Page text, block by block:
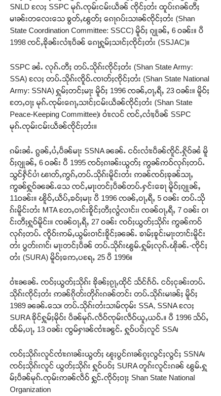
SNLD လႄႈ SSPC မုၵ်ႉၸုမ်းငမ်းယဵၼ် ၸိုင်ႈတႆး ထူပ်းၵၼ်တီႈ
မၢၼ်းတ​​လေး​​သေ ၶွတ်ႇၽွတ်ႈ ​​ၵေႃၵပ်းသၢၼ်ၸိုင်ႈတႆး (Shan
State Coordination Committee: SSCC) မိူဝ်ႈ ၵျုၼ်ႇ 6 ဝၼ်း။ ပီ
1998 ၸင်ႇၶိုၼ်းလၢႆႈပဵၼ် ​​ၵေႃႁူမ်ႈသၢင်ႈၸိုင်ႈတႆး (SSJAC)။
SSPC ၼႆႉ လုၵ်ႉတီႈ တပ်ႉသိုၵ်းၸိုင်ႈတႆး (Shan State Army:
SSA) လႄႈ တပ်ႉသိုၵ်းၸိူဝ်ႉၸၢတ်ႈၸိုင်ႈတႆး (Shan State National
Army: SSNA) ႁူမ်ႈတင်ႈမႃး မိူဝ်ႈ 1996 ၸၼ်ႇဝႃႇရီႇ 23 ဝၼ်း။ မိူဝ်ႈ
တႄႇဝႃႈ မုၵ်ႉၸုမ်း​​ၵေႃႇသၢင်ႈငမ်းယဵၼ်ၸိုင်ႈတႆး (Shan State
Peace-Keeping Committee)၊ ဝၢႆးလင် ၸင်ႇလၢႆႈပဵၼ် SSPC
မုၵ်ႉၸုမ်းငမ်းယဵၼ်ၸိုင်ႈတႆး။
ၵမ်းၼႆႉ ၵွၼ်ႇပႆႇပဵၼ်မႃး SSNA ၼၼ်ႉ ငဝ်းလၢႆးပဵၼ်ၸိူင်ႉႁိုဝ်ၼႆ မိူ
ဝ်ႈၵျုၼ်ႇ 6 ဝၼ်း ပီ 1995 ၸဝ်ႈၵၢၼ်းယွတ်ႈ ဢွၼ်ဢဝ်လုၵ်ႈတပ်ႉ
သွင်ႁဵင်ပၢႆ ၽၢတ်ႇဢွၵ်ႇတပ်ႉသိုၵ်းမိူင်းတႆး ဢၼ်ၸဝ်ႈၶုၼ်သႃႇ
ဢွၼ်ႁူဝ်ၼၼ်ႉ​​သေ ၸင်ႇမႃးတင်ႈပဵၼ်တပ်ႉႁင်း​​ၶေႃ မိူဝ်ႈၵျုၼ်ႇ
11ဝၼ်း။ ၽိူဝ်ႇယဵပ်ႇၶဝ်ႈမႃး ပီ 1996 ၸၼ်ႇဝႃႇရီႇ 5 ဝၼ်း တပ်ႉသို
ၵ်းမိူင်းတႆး MTA တႄႇဝၢင်းၶိူင်ႈတီႈလွႆလၢင်း၊ ၸၼ်ဝႃႇရီႇ 7 ဝၼ်း ဝၢ
င်းတီႈႁူဝ်မိူင်း။ ၸၼ်ဝႃႇရီႇ 27 ဝၼ်း ၸဝ်ႈယွတ်ႈသိုၵ်း ဢွၼ်ဢဝ်
လုၵ်ႈတပ်ႉ ၸိူဝ်းဢမ်ႇယွမ်းဝၢင်းၶိူင်ႈၼၼ်ႉ ၶၢမ်ႈၶူင်းမႃးတၢင်းမိူင်း
တႆး ပွတ်းၵၢင်၊ မႃးတင်ႈပဵၼ် တပ်ႉသိုၵ်းၽွမ်ႉႁူမ်ႈလုၵ်ႉၽိုၼ်ႉ-ၸိုင်ႈ
တႆး (SURA) မိူဝ်ႈ​​ဢေႇပရႄႇ 25 ပီ 1996။
ဝၢႆးၼၼ်ႉ ၸဝ်ႈယွတ်ႈသိုၵ်း ၶိုၼ်ႈၵႂႃႇထိုင် သႅင်ၵႅဝ်ႉ ငဝ်ႈငုၼ်းတပ်ႉ
သိုၵ်းၸိုင်ႈတႆး ဢၼ်ၵိုတ်းတိုၵ်းၵၼ်တင်း တပ်ႉသိုၵ်းမၢၼ်ႈ​​ မိူဝ်ႈ
1989 ၼၼ်ႉ​​​​သေ၊ တပ်ႉသိုၵ်းတႆးသၢမ်ၸုမ်း SSA, SSNA လႄႈ
SURA ၶိုင်ႁူမ်ႈမိုဝ်း ပဵၼ်မုၵ်ႉလဵဝ်ၸုမ်းလဵဝ်ယူႇယဝ်ႉ။ ပီ 1996 သႅပ်ႇ
ထႅမ်ႇပႃႇ 13 ဝၼ်း ၸွမ်ႁၢၼ်ၸၢႆးၼွင်ႉ ႁူဝ်ပဝ်ႈလူင် SSA၊
ၸဝ်ႈသိုၵ်းလူင်ၸၢႆးၵၢၼ်းယွတ်ႈ ၽူႈပွင်ၵၢၼ်ၵူႈလွင်ႈလွင်ႈ SSNA၊
ၸဝ်ႈသိုၵ်းလူင် ယွတ်ႈသိုၵ်း ႁူဝ်ပဝ်ႈ SURA တူၵ်းလူင်းၵၼ် ၽွမ်ႉႁူ
မ်ႈပဵၼ်မုၵ်ႉၸုမ်းဢၼ်လဵဝ် ႁွင်ႉၸိုဝ်ႈဝႃႈ Shan State National
Organization